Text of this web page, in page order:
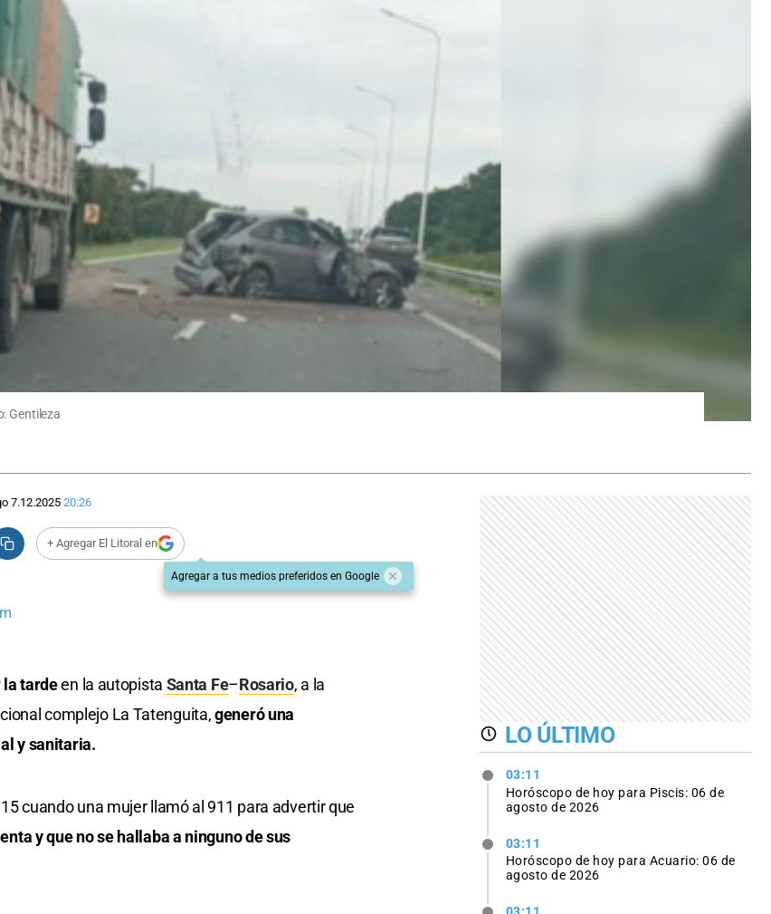
Gentileza
7.12.2025 20:26
+ Agregar El Litoral en
Agregar a tus medios preferidos en Google
la tardeen la autopista Santa Fe–Rosario, a la
complejo La Tatenguita,generó una
y sanitaria.
cuando una mujer llamó al 911 para advertir que
y que no se hallaba a ninguno de sus
LO ÚLTIMO
03:11
Horóscopo de hoy para Piscis: 06 de
agosto de 2026
03:11
Horóscopo de hoy para Acuario: 06 de
agosto de 2026
03:11